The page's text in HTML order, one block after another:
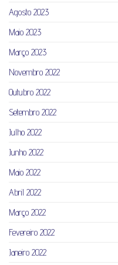
Agosto 2023
Maio 2023
Março 2023
Novembro 2022
Outubro 2022
Setembro 2022
Julho 2022
Junho 2022
Maio 2022
Abril 2022
Março 2022
Fevereiro 2022
Janeiro 2022